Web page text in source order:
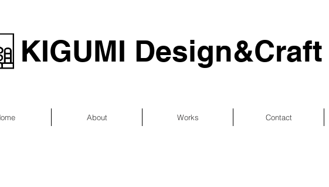
KIGUMI Design&Craft
About Works Contact